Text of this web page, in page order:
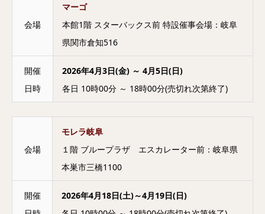
会場
マーゴ
本館1階 スターバックス前 特設催事会場：岐阜
県関市倉知516
開催
日時
2026年4月3日(金) ～ 4月5日(日)
各日 10時00分 ～ 18時00分(売切れ次第終了)
会場
モレラ岐阜
１階 ブループラザ エスカレーター前：岐阜県
本巣市三橋1100
開催
2026年4月18日(土)～4月19日(日)